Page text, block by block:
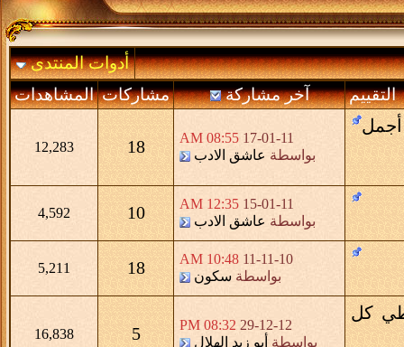
أدوات المنتدى
التقييم
آخر مشاركة مشاركات المشاهدات
17-01-11
08:55 AM
بواسطة عاشق الادب 18
12,283
15-01-11
12:35 AM
بواسطة عاشق الادب 10
4,592
11-11-10
10:48 AM
بواسطة سكون 18
5,211
كل
29-12-12
08:32 PM
بواسطة أبو زيد الهلال 5
16,838